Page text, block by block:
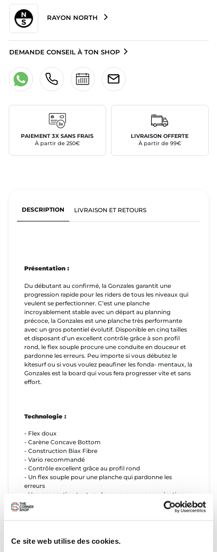
Ce site web utilise des cookies.
RAYON NORTH
DEMANDE CONSEIL À TON SHOP
PAIEMENT 3X SANS FRAIS
À partir de 250€
LIVRAISON OFFERTE
À partir de 99€
DESCRIPTION LIVRAISON ET RETOURS
Présentation :
Du débutant au confirmé, la Gonzales garantit une
progression rapide pour les riders de tous les niveaux qui
veulent se perfectionner. C’est une planche
incroyablement stable avec un départ au planning
précoce, la Gonzales est une planche très performante
avec un gros potentiel évolutif. Disponible en cinq tailles
et disposant d’un excellent contrôle grâce à son profil
rond, le flex souple procure une conduite en douceur et
pardonne les erreurs. Peu importe si vous débutez le
kitesurf ou si vous voulez peaufiner les fonda- mentaux, la
Gonzales est la board qui vous fera progresser vite et sans
effort.
Technologie :
- Flex doux
- Carène Concave Bottom
- Construction Biax Fibre
- Vario recommandé
- Contrôle excellent grâce au profil rond
- Un flex souple pour une planche qui pardonne les
erreurs
- Une conception tout en douceur pour une navigation
confortable dans toutes les conditions
- Cinq tailles pour tous les gabarits et tous les types de